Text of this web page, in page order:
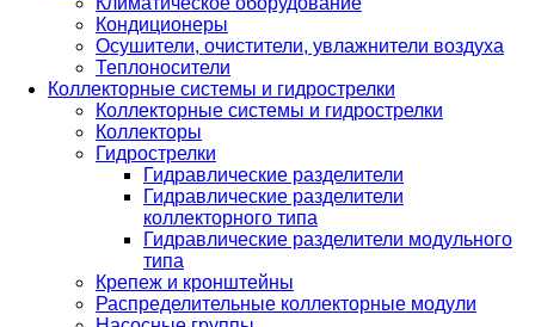
Кондиционеры
Осушители, очистители, увлажнители воздуха
Теплоносители
Коллекторные системы и гидрострелки
Коллекторные системы и гидрострелки
Коллекторы
Гидрострелки
Гидравлические разделители
Гидравлические разделители
коллекторного типа
Гидравлические разделители модульного
типа
Крепеж и кронштейны
Распределительные коллекторные модули